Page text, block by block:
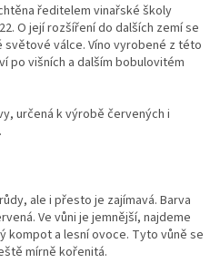
ředitelem vinařské školy
O její rozšíření do dalších zemí se
světové válce. Víno vyrobené z této
po višních a dalším bobulovitém
určená k výrobě červených i
ale i přesto je zajímavá. Barva
Ve vůni je jemnější, najdeme
kompot a lesní ovoce. Tyto vůně se
mírně kořenitá.